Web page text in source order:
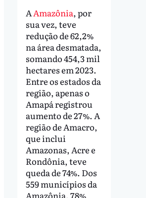
AAmazônia, por
sua vez, teve
redução de 62,2%
na área desmatada,
somando 454,3 mil
hectares em 2023.
Entre os estados da
região, apenas o
Amapá registrou
aumento de 27%. A
região de Amacro,
que inclui
Amazonas, Acre e
Rondônia, teve
queda de 74%. Dos
559 municípios da
Amazônia, 78%